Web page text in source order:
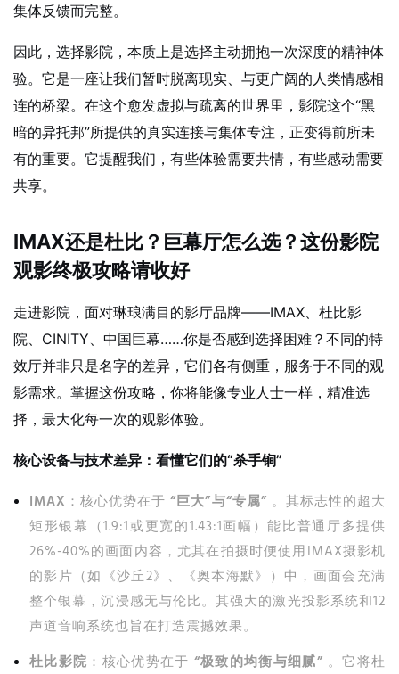
集体反馈而完整。
因此，选择影院，本质上是选择主动拥抱一次深度的精神体
验。它是一座让我们暂时脱离现实、与更广阔的人类情感相
连的桥梁。在这个愈发虚拟与疏离的世界里，影院这个“黑
暗的异托邦”所提供的真实连接与集体专注，正变得前所未
有的重要。它提醒我们，有些体验需要共情，有些感动需要
共享。
IMAX还是杜比？巨幕厅怎么选？这份影院
观影终极攻略请收好
走进影院，面对琳琅满目的影厅品牌——IMAX、杜比影
院、CINITY、中国巨幕……你是否感到选择困难？不同的特
效厅并非只是名字的差异，它们各有侧重，服务于不同的观
影需求。掌握这份攻略，你将能像专业人士一样，精准选
择，最大化每一次的观影体验。
核心设备与技术差异：看懂它们的“杀手锏”
IMAX ：核心优势在于“巨大”与“专属” 。其标志性的超大
矩形银幕（1.9:1或更宽的1.43:1画幅）能比普通厅多提供
26%-40%的画面内容，尤其在拍摄时便使用IMAX摄影机
的影片（如《沙丘2》、《奥本海默》）中，画面会充满
整个银幕，沉浸感无与伦比。其强大的激光投影系统和12
声道音响系统也旨在打造震撼效果。
杜比影院 ：核心优势在于 “极致的均衡与细腻” 。它将杜